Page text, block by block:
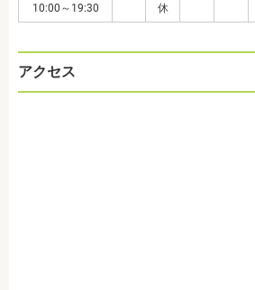
10:00～19:30 休
アクセス